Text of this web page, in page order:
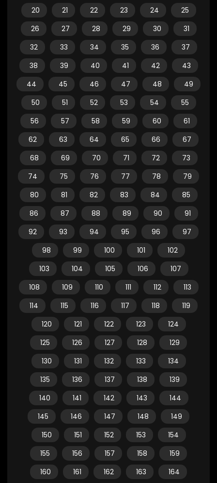
20
21 22 23 24
25
26
27 28 29 30
31
32
33 34 35 36
37
38
39 40 41 42
43
44
45 46 47 48
49
50
51 52 53 54
55
56
57 58 59 60
61
62
63 64 65 66
67
68
69 70 71 72
73
74
75 76 77 78
79
80
81 82 83 84
85
86
87 88 89 90
91
92
93 94 95 96
97
98
99 100 101
102
103
104 105 106
107
108
109 110 111 112
113
114
115 116 117 118
119
120
121 122 123
124
125
126 127 128
129
130
131 132 133
134
135
136 137 138
139
140
141 142 143
144
145
146 147 148
149
150
151 152 153
154
155
156 157 158
159
160
161 162 163
164